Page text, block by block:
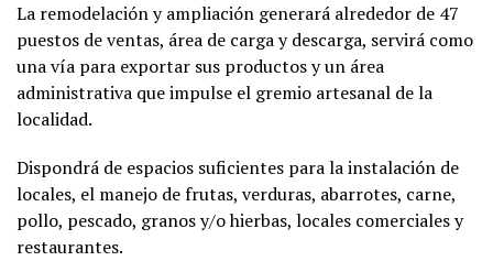
La remodelación y ampliación generará alrededor de 47
puestos de ventas, área de carga y descarga, servirá como
una vía para exportar sus productos y un área
administrativa que impulse el gremio artesanal de la
localidad.
Dispondrá de espacios suficientes para la instalación de
locales, el manejo de frutas, verduras, abarrotes, carne,
pollo, pescado, granos y/o hierbas, locales comerciales y
restaurantes.